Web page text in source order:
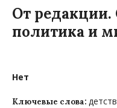
От
политика и
Нет
Ключевые слова: